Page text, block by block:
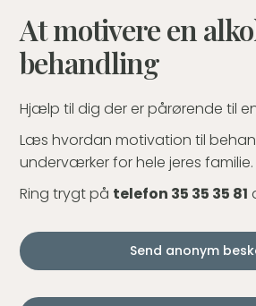
At motivere en
behandling
Hjælp til dig der er pårørende til
Læs hvordan motivation til
underværker for hele jeres familie.
Ring trygt på telefon 35 35 35 81
Send anonym